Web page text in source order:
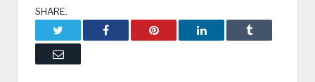
SHARE.
Facebook Pinterest LinkedIn Tumblr
Email